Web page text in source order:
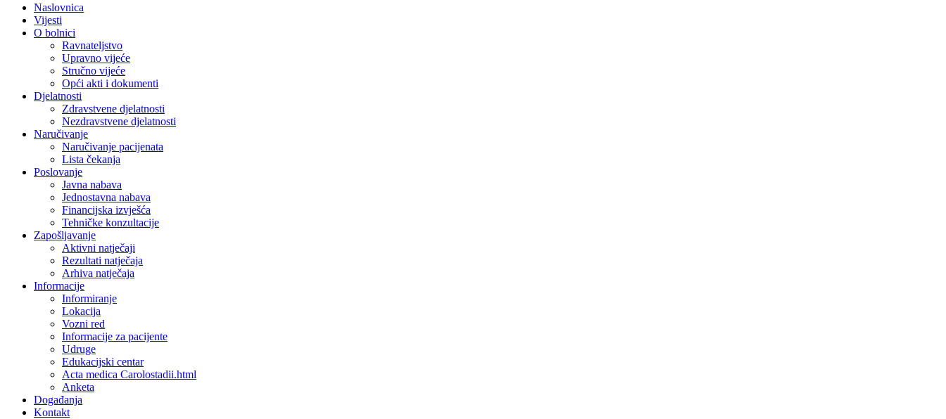
Naslovnica
Vijesti
O bolnici
Ravnateljstvo
Upravno vijeće
Stručno vijeće
Opći akti i dokumenti
Djelatnosti
Zdravstvene djelatnosti
Nezdravstvene djelatnosti
Naručivanje
Naručivanje pacijenata
Lista čekanja
Poslovanje
Javna nabava
Jednostavna nabava
Financijska izvješća
Tehničke konzultacije
Zapošljavanje
Aktivni natječaji
Rezultati natječaja
Arhiva natječaja
Informacije
Informiranje
Lokacija
Vozni red
Informacije za pacijente
Udruge
Edukacijski centar
Acta medica Carolostadii.html
Anketa
Događanja
Kontakt